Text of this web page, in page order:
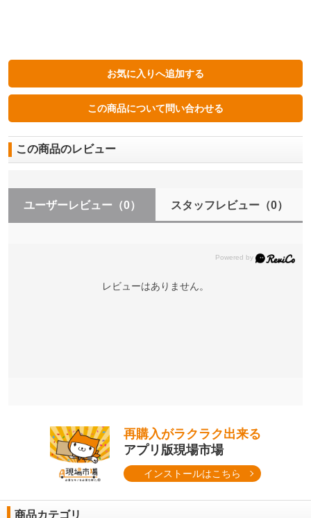
この商品のレビュー
ユーザーレビュー （0） スタッフレビュー（0）
レビューはありません。
再購入がラクラク出来る
アプリ版現場市場
インストールはこちら
商品カテゴリ